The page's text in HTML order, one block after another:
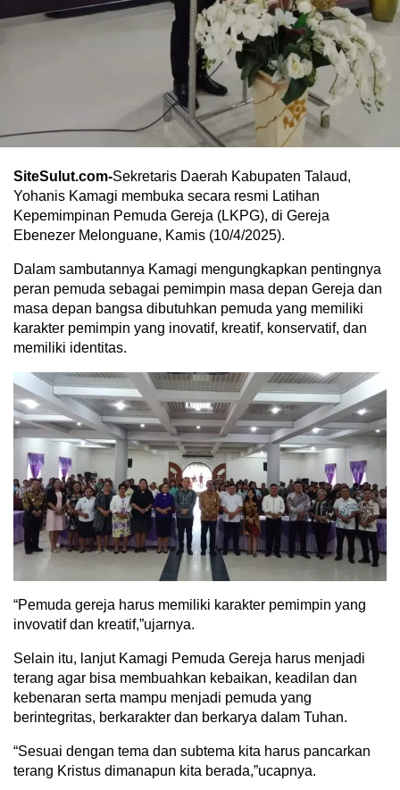
SiteSulut.com-Sekretaris Daerah Kabupaten Talaud,
Yohanis Kamagi membuka secara resmi Latihan
Kepemimpinan Pemuda Gereja (LKPG), di Gereja
Ebenezer Melonguane, Kamis (10/4/2025).
Dalam sambutannya Kamagi mengungkapkan pentingnya
peran pemuda sebagai pemimpin masa depan Gereja dan
masa depan bangsa dibutuhkan pemuda yang memiliki
karakter pemimpin yang inovatif, kreatif, konservatif, dan
memiliki identitas.
“Pemuda gereja harus memiliki karakter pemimpin yang
invovatif dan kreatif,”ujarnya.
Selain itu, lanjut Kamagi Pemuda Gereja harus menjadi
terang agar bisa membuahkan kebaikan, keadilan dan
kebenaran serta mampu menjadi pemuda yang
berintegritas, berkarakter dan berkarya dalam Tuhan.
“Sesuai dengan tema dan subtema kita harus pancarkan
terang Kristus dimanapun kita berada,”ucapnya.